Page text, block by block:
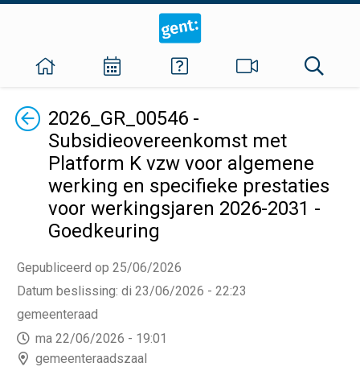
Terug2026_GR_00546 -
Subsidieovereenkomst met
Platform K vzw voor algemene
werking en specifieke prestaties
voor werkingsjaren 2026-2031 -
Goedkeuring
Gepubliceerd op 25/06/2026
Datum beslissing: di 23/06/2026 - 22:23
gemeenteraad
ma 22/06/2026 - 19:01
gemeenteraadszaal